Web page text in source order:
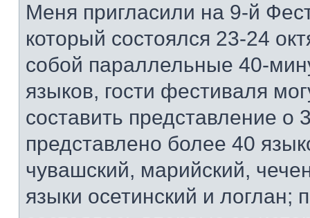
Меня пригласили на 9-й
который состоялся 23-24
собой параллельные 40-
языков, гости фестиваля
составить представление о
представлено более 40
чувашский, марийский,
языки осетинский и логлан;